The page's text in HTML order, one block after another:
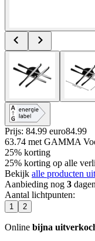
Prijs: 84.99 euro84.99
63.74 met GAMMA
25% korting
25% korting op alle
Bekijk alle producten
Aanbieding nog 3
Aantal lichtpunten:
1 2
Online bijna